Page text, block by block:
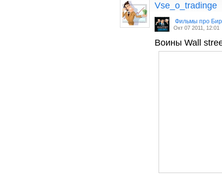
Vse_o_tradinge
Фильмы про
Окт 07 2011, 12:01
Воины Wall